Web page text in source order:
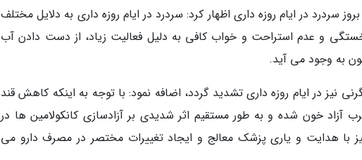
سردرد در ایام روزه داری اظهار کرد: سردرد در ایام روزه داری به دلایل مختلف
خستگی و عدم استراحت و خواب کافی به دلیل فعالیت زیاد، از دست دادن آب
به وجود می آید.
نیز در ایام روزه داری تشدید گردد، اضافه نمود: با توجه به اینکه کاهش قند
خون شده و به طور مستقیم اثر شدیدی بر آزادسازی کانکولامین ها در
با هدایت و یاری پزشک معالج و ایجاد تغییرات مختصر در مصرف دارو می